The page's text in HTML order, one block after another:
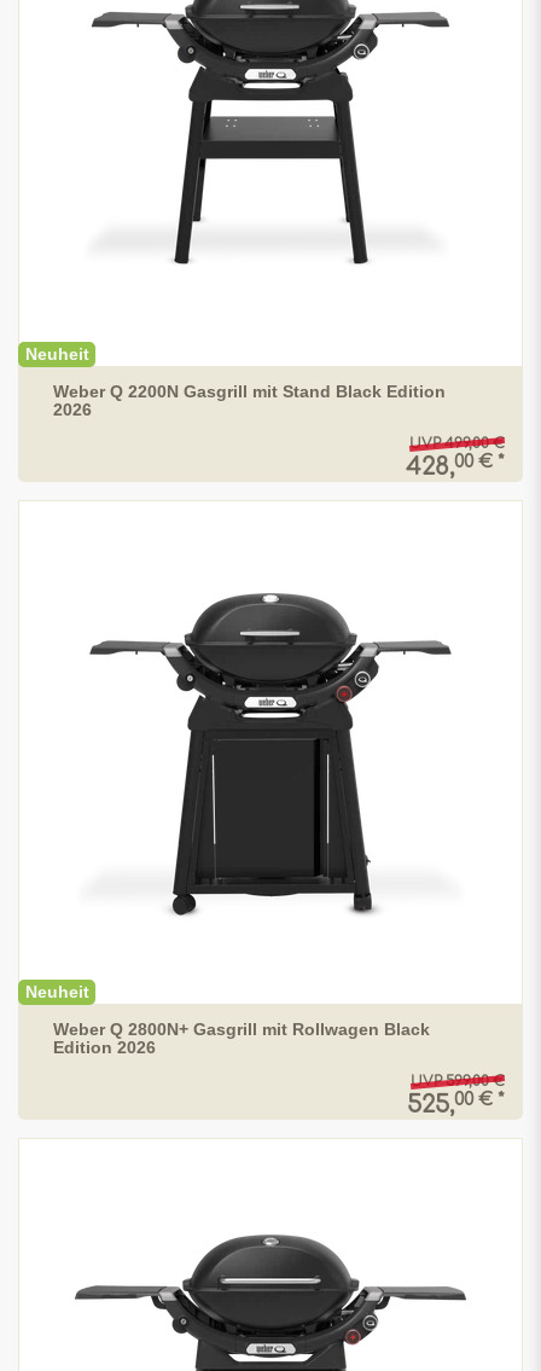
Neuheit
Weber Q 2200N Gasgrill mit Stand Black Edition
2026
UVP 499,00 €
428,00 € *
Neuheit
Weber Q 2800N+ Gasgrill mit Rollwagen Black
Edition 2026
UVP 599,00 €
525,00 € *